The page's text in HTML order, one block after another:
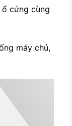
cứng cùng
máy chủ,